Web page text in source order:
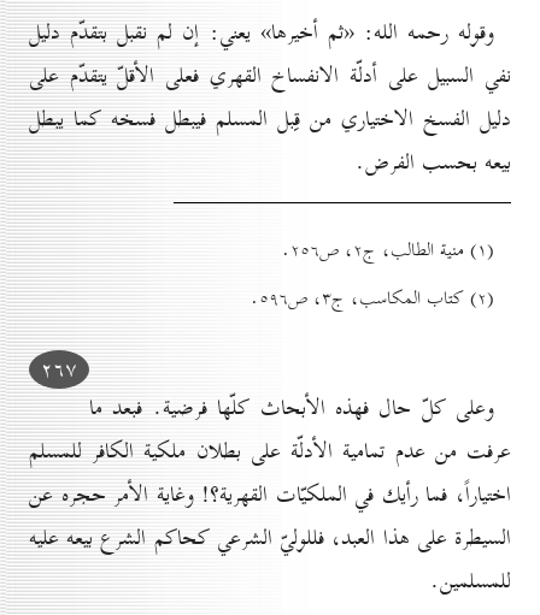
وقوله رحمه الله: «ثم أخيرها» يعني: إن لم نقبل بتقدّم دليل
نفي السبيل علی أدلّة الانفساخ القهري فعلى الأقلّ يتقدّم على
دليل الفسخ الاختياري من قِبل المسلم فيبطل فسخه كما يبطل
بيعه بحسب الفرض.
(۱) منية الطالب، ج۲، ص۲٥٦.
(۲) کتاب المكاسب، ج۳، ص٥۹٦.
۲٦۷
وعلى كلّ حال فهذه الأبحاث کلّها فرضية. فبعد ما
عرفت من عدم تمامية الأدلّة على بطلان ملكية الكافر للمسلم
اختياراً، فما رأيك في الملكيّات القهرية؟! وغاية الأمر حجره عن
السيطرة على هذا العبد، فللوليّ الشرعي كحاكم الشرع بيعه عليه
للمسلمين.